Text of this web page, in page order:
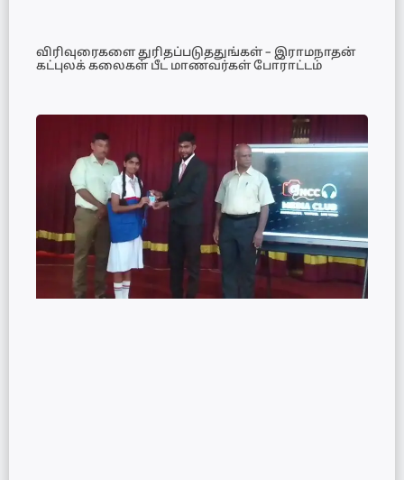
விரிவுரைகளை துரிதப்படுததுங்கள் – இராமநாதன்
கட்புலக் கலைகள் பீட மாணவர்கள் போராட்டம்